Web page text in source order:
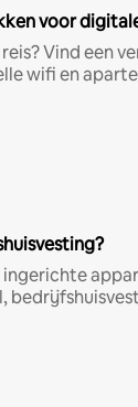
voor
Vind een
wifi en